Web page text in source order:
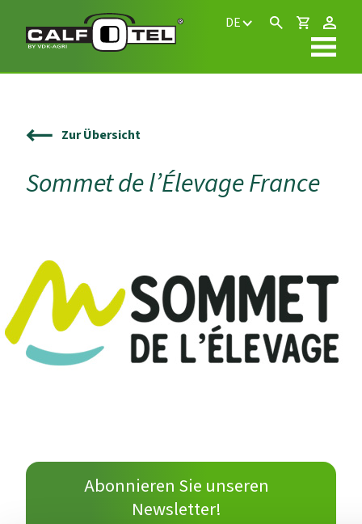
DE
Zur Übersicht
Sommet de l’Élevage France
Abonnieren Sie unseren
Newsletter!